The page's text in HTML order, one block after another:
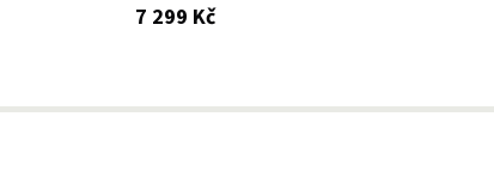
7 299 Kčs DPH